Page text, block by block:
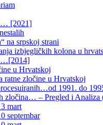
[2021]
na srpskoj strani
izbjegličkih kolona u
u Hrvatskoj
ratne zločine u Hrvatskoj
1991. do
zločina… – Pregled i Analiza
mart
septembar